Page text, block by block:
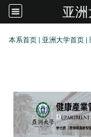
亚
本系首页 亚洲大学首页